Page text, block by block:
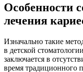
Особенности
лечения
Изначально такие
в детской
заключается в
время традиционного